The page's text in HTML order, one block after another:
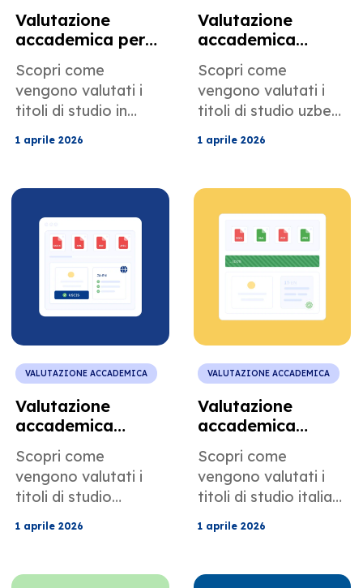
Valutazione
accademica per
studenti di lingua
pashto
nell'istruzione
superiore
Scopri come
vengono valutati i
titoli di studio in
afghana dalle
dall'USCIS. Evita i
regole di traduzione
e converti i voti in
modo accurato.
1 aprile 2026
Valutazione
accademica
uzbeka per i
programmi di
borse di studio
internazionali
Scopri come
vengono valutati i
titoli di studio uzbeki
Fulbright e
incongruenze tra i
titoli di studio e
soddisfate i requisiti
per le borse di
studio.
1 aprile 2026
VALUTAZIONE ACCADEMICA
Valutazione
accademica
giapponese per
visti professionali
specializzati
Scopri come
vengono valutati i
titoli di studio
giapponesi per i visti
H-1B e O-1. È
comprendere
1 aprile 2026
VALUTAZIONE ACCADEMICA
Valutazione
accademica
italiana per le
domande di
ammissione ai
corsi di laurea
specialistica.
Scopri come
vengono valutati i
titoli di studio italiani
per l'ammissione ai
corsi di laurea
Stati Uniti.
1 aprile 2026